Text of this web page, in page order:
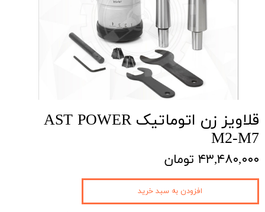
قلاویز زن اتوماتیک AST POWER
M2-M7
۴۳,۴۸۰,۰۰۰ تومان
افزودن به سبد خرید